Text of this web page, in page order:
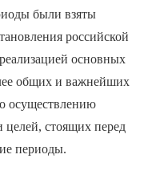
были взяты
российской
основных
общих и важнейших
осуществлению
целей, стоящих перед
периоды.